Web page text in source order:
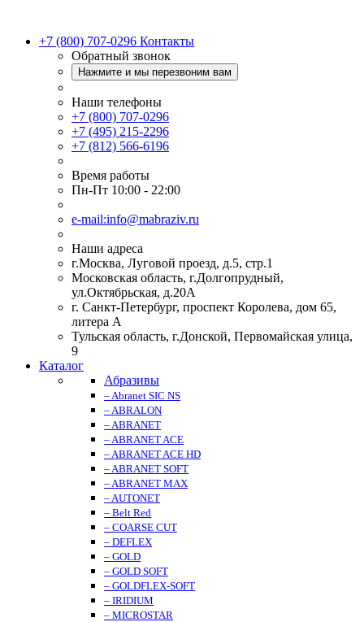
+7 (800) 707-0296 Контакты
Обратный звонок
Нажмите и мы перезвоним вам
Наши телефоны
+7 (800) 707-0296
+7 (495) 215-2296
+7 (812) 566-6196
Время работы
Пн-Пт 10:00 - 22:00
e-mail:info@mabraziv.ru
Наши адреса
г.Москва, Луговой проезд, д.5, стр.1
Московская область, г.Долгопрудный,
ул.Октябрьская, д.20А
г. Санкт-Петербург, проспект Королева, дом 65,
литера А
Тульская область, г.Донской, Первомайская улица,
9
Каталог
Абразивы
– Abranet SIC NS
– ABRALON
– ABRANET
– ABRANET ACE
– ABRANET ACE HD
– ABRANET SOFT
– ABRANET MAX
– AUTONET
– Belt Red
– COARSE CUT
– DEFLEX
– GOLD
– GOLD SOFT
– GOLDFLEX-SOFT
– IRIDIUM
– MICROSTAR